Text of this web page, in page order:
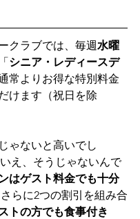
クラブでは、毎週水曜
シニア・レディースデ
常よりお得な特別料金
けます（祝日を除
ゃないと高いでし
え、そうじゃないんで
はゲスト料金でも十分
さらに2つの割引を組み合
トの方でも食事付き